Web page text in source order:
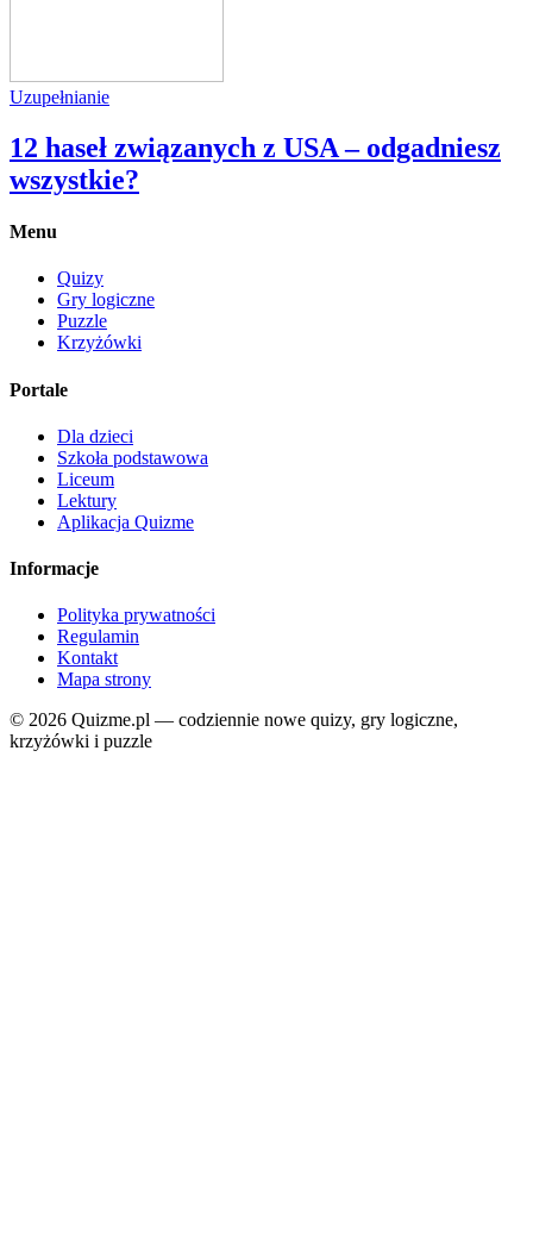
Uzupełnianie
12 haseł związanych z USA – odgadniesz
wszystkie?
Menu
Quizy
Gry logiczne
Puzzle
Krzyżówki
Portale
Dla dzieci
Szkoła podstawowa
Liceum
Lektury
Aplikacja Quizme
Informacje
Polityka prywatności
Regulamin
Kontakt
Mapa strony
© 2026 Quizme.pl — codziennie nowe quizy, gry logiczne,
krzyżówki i puzzle